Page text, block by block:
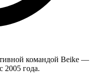
командой Beike —
2005 года.